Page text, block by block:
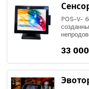
POS-V-
33